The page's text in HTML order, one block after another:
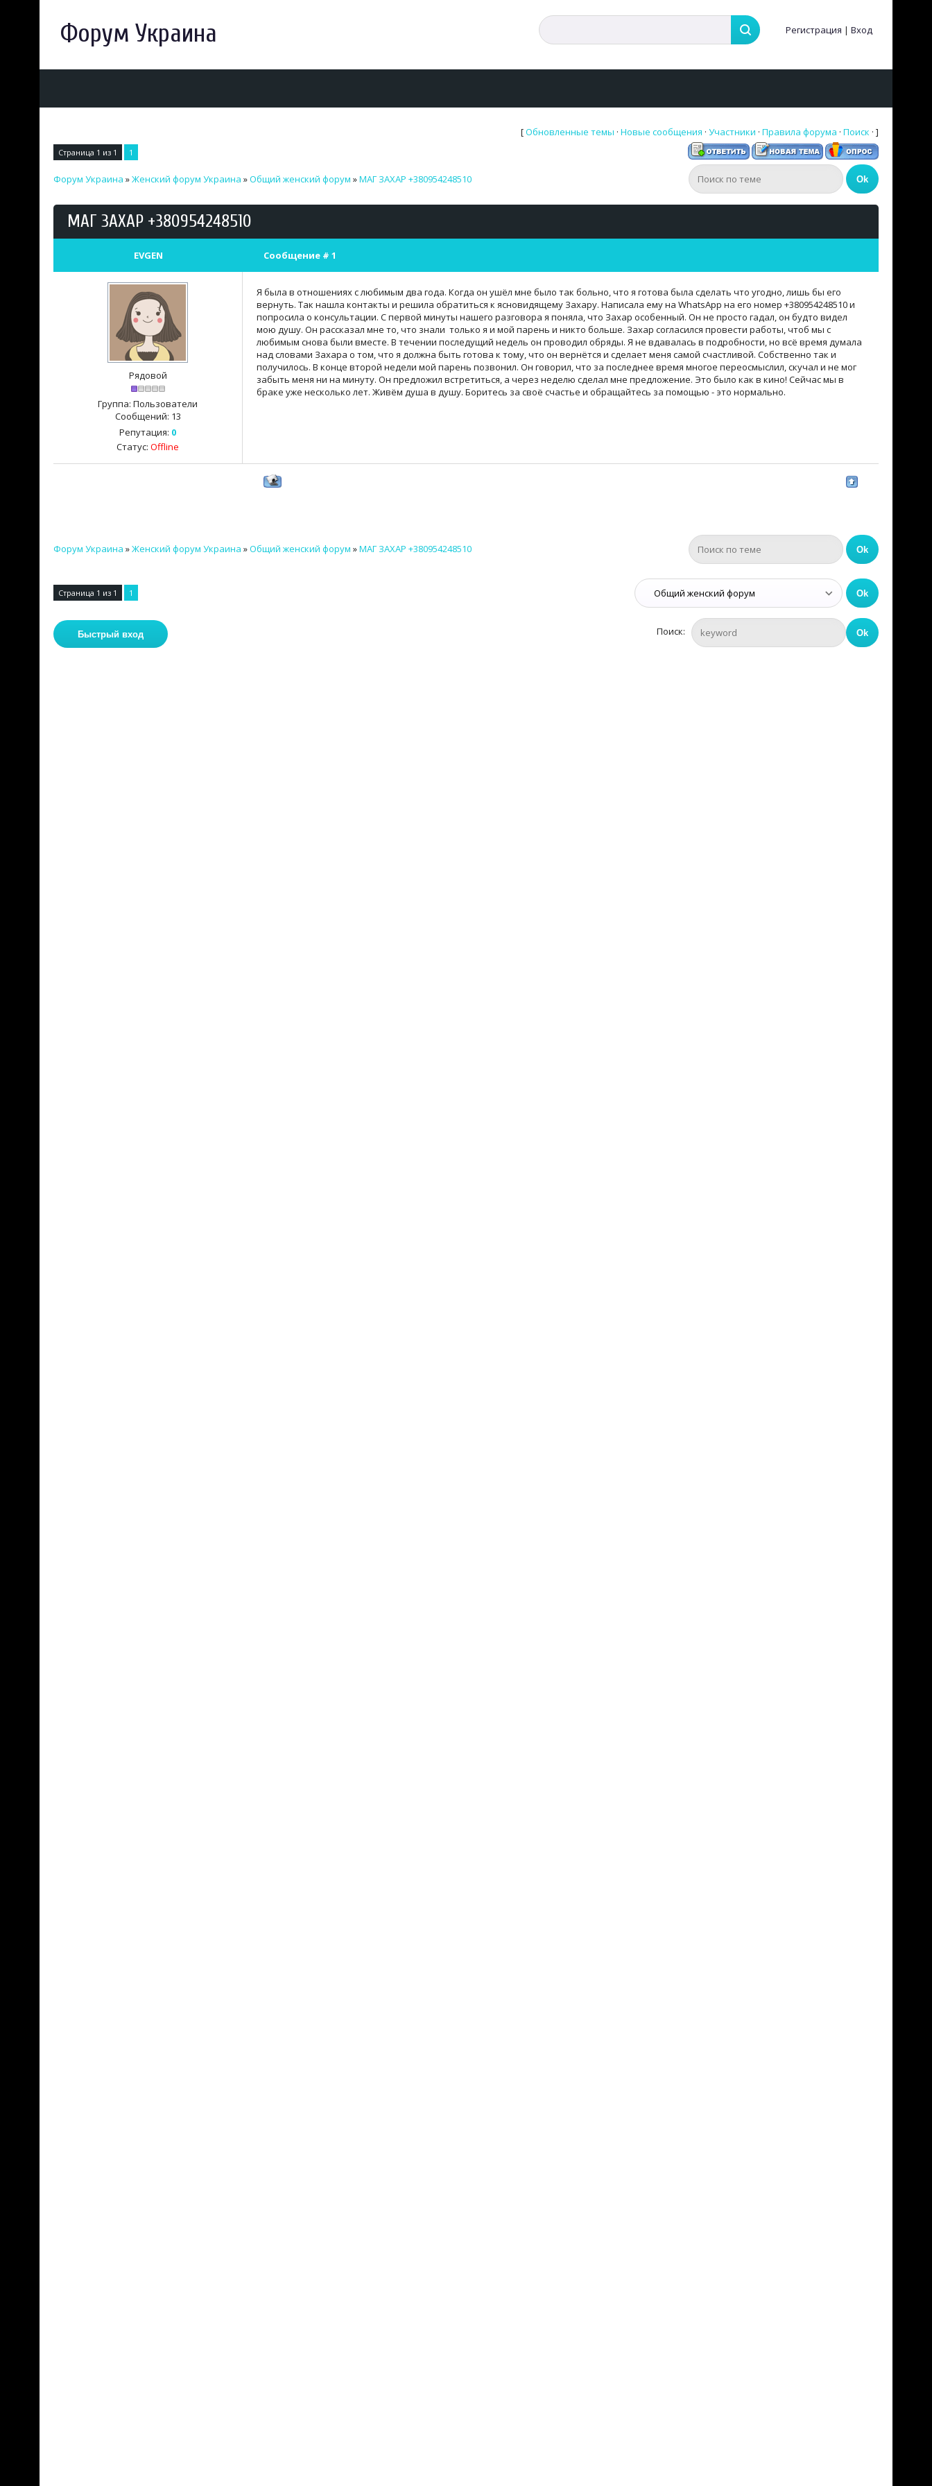
Форум Украина Регистрация | Вход
[Обновленные темы · Новые сообщения · Участники · Правила форума · Поиск · ]
Страница 1 из 1 1
Форум Украина »Женский форум Украина »Общий женский форум »МАГ ЗАХАР +380954248510
МАГ ЗАХАР +380954248510
EVGEN Сообщение # 1
Рядовой
Группа: Пользователи
Сообщений: 13
Репутация: 0
Статус: Offline
Я была в отношениях с любимым два года. Когда он ушёл мне было так больно, что я готова была сделать что угодно, лишь бы его
вернуть. Так нашла контакты и решила обратиться к ясновидящему Захару. Написала ему на WhatsApp на его номер +380954248510 и
попросила о консультации. С первой минуты нашего разговора я поняла, что Захар особенный. Он не просто гадал, он будто видел
мою душу. Он рассказал мне то, что знали только я и мой парень и никто больше. Захар согласился провести работы, чтоб мы с
любимым снова были вместе. В течении последущий недель он проводил обряды. Я не вдавалась в подробности, но всё время думала
над словами Захара о том, что я должна быть готова к тому, что он вернётся и сделает меня самой счастливой. Собственно так и
получилось.​ В конце второй недели мой парень позвонил. Он говорил, что за последнее время многое переосмыслил, скучал и не мог
забыть меня ни на минуту. Он предложил встретиться, а через неделю сделал мне предложение. Это было как в кино! Сейчас мы в
браке уже несколько лет. Живём душа в душу. Боритесь за своё счастье и обращайтесь за помощью - это нормально.
Форум Украина »Женский форум Украина »Общий женский форум »МАГ ЗАХАР +380954248510
Страница 1 из 1 1
Поиск: